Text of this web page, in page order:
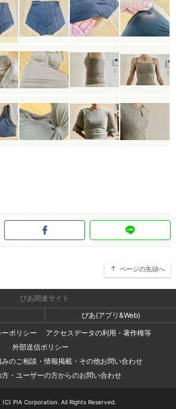
ページの先頭へ
ぴあ関連サイト
ぴあ(アプリ&Web)
ポリシー
アクセスデータの利用・著作権等
外部送信ポリシー
のご相談・情報掲載・その他お問い合わせ
・ユーザーの方からのお問い合わせ
PIA Corporation. All Rights Reserved.